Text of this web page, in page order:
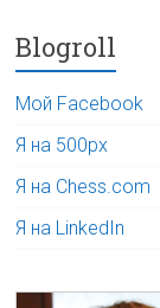
Blogroll
Мой Facebook
Я на 500px
Я на Chess.com
Я на LinkedIn